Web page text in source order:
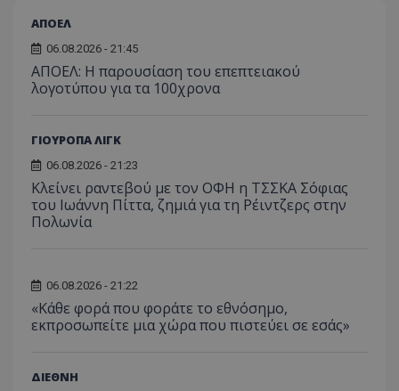
ΑΠΟΕΛ
06.08.2026 - 21:45
ΑΠΟΕΛ: Η παρουσίαση του επεπτειακού
λογοτύπου για τα 100χρονα
ΓΙΟΥΡΟΠΑ ΛΙΓΚ
06.08.2026 - 21:23
Κλείνει ραντεβού με τον ΟΦΗ η ΤΣΣΚΑ Σόφιας
του Ιωάννη Πίττα, ζημιά για τη Ρέιντζερς στην
Πολωνία
06.08.2026 - 21:22
«Κάθε φορά που φοράτε το εθνόσημο,
εκπροσωπείτε μια χώρα που πιστεύει σε εσάς»
ΔΙΕΘΝΗ